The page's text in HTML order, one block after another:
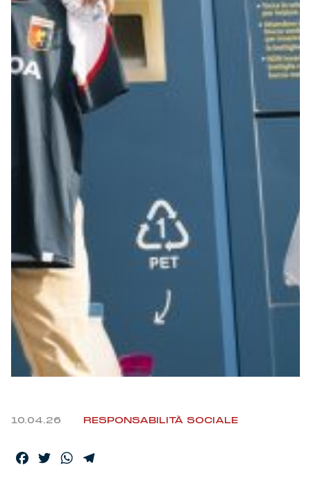
Robe di Kappa x Genoa
Vintage Collection
Red&Blue Voices
Accessori
Party
Outlet
Caffè Boasi x Genoa
Helan x Genoa
Isolani x Genoa
Gift Card Online Store
Fortissimo batte il mio cuor
10.04.26 RESPONSABILITÀ SOCIALE
Facebook
TwitterWhatsApp